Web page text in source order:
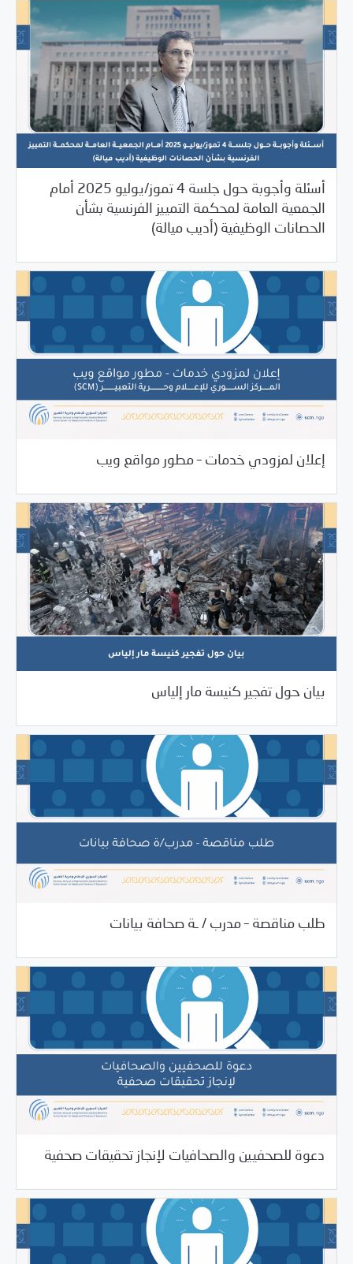
أسئلة وأجوبة حول جلسة 4 تموز/يوليو 2025 أمام
الجمعية العامة لمحكمة التمييز الفرنسية بشأن
الحصانات الوظيفية (أديب ميالة)
06/27/2025 بيانات المركز
إعلان لمزودي خدمات – مطور مواقع ويب
بيان حول تفجير كنيسة مار إلياس
طلب مناقصة – مدرب / ـة صحافة بيانات
دعوة للصحفيين والصحافيات لإنجاز تحقيقات صحفية